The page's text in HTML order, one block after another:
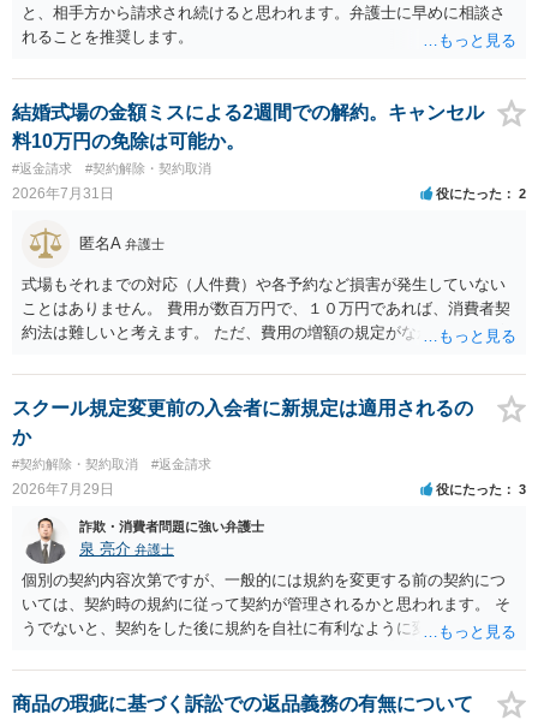
と、相手方から請求され続けると思われます。弁護士に早めに相談さ
れることを推奨します。
結婚式場の金額ミスによる2週間での解約。キャンセル
料10万円の免除は可能か。
#返金請求 #契約解除・契約取消
2026年7月31日 役にたった 2
匿名A 弁護士
式場もそれまでの対応（人件費）や各予約など損害が発生していない
ことはありません。 費用が数百万円で、１０万円であれば、消費者契
約法は難しいと考えます。 ただ、費用の増額の規定がなかったのに増
ということになり、解約するのは理由がないことになります。
スクール規定変更前の入会者に新規定は適用されるの
か
#契約解除・契約取消 #返金請求
2026年7月29日 役にたった 3
詐欺・消費者問題に強い弁護士
泉 亮介 弁護士
個別の契約内容次第ですが、一般的には規約を変更する前の契約につ
いては、契約時の規約に従って契約が管理されるかと思われます。 そ
うでないと、契約をした後に規約を自社に有利なように変更し、それ
る場合があるかと思われます。
商品の瑕疵に基づく訴訟での返品義務の有無について